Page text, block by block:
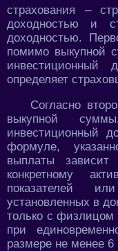
страхования –
доходностью и
доходностью.
помимо выкупной
инвестиционный
определяет
Согласно
выкупной
инвестиционный
формуле,
выплаты
конкретному
показателей
установленных в
только с
при
размере не менее